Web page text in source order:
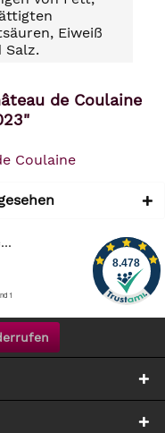
Eiweiß
Salz.
de Coulaine
Coulaine